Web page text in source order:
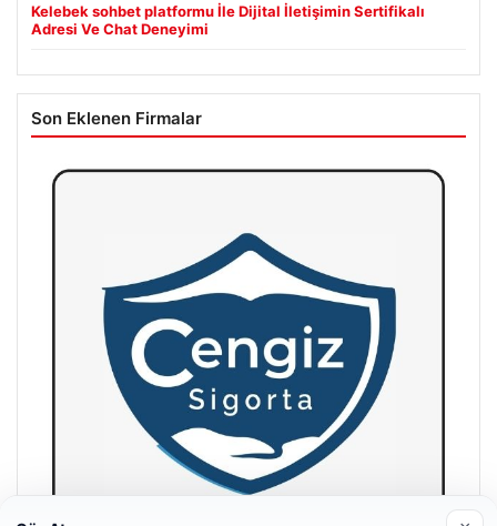
Kelebek sohbet platformu İle Dijital İletişimin Sertifikalı
Adresi Ve Chat Deneyimi
Son Eklenen Firmalar